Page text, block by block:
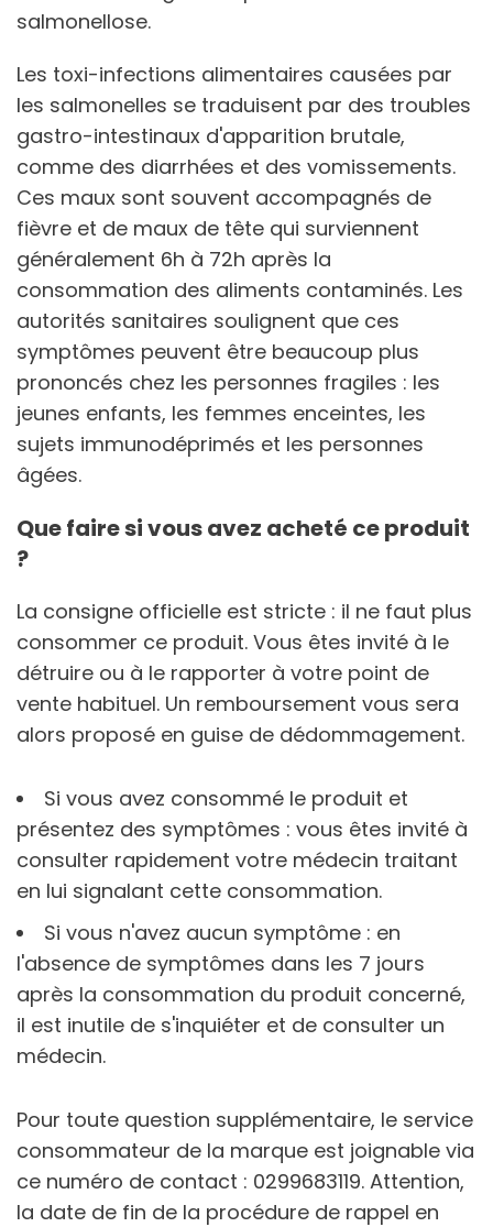
salmonellose.
Les toxi-infections alimentaires causées par
les salmonelles se traduisent par des troubles
gastro-intestinaux d'apparition brutale,
comme des diarrhées et des vomissements.
Ces maux sont souvent accompagnés de
fièvre et de maux de tête qui surviennent
généralement 6h à 72h après la
consommation des aliments contaminés. Les
autorités sanitaires soulignent que ces
symptômes peuvent être beaucoup plus
prononcés chez les personnes fragiles : les
jeunes enfants, les femmes enceintes, les
sujets immunodéprimés et les personnes
âgées.
Que faire si vous avez acheté ce produit
?
La consigne officielle est stricte : il ne faut plus
consommer ce produit. Vous êtes invité à le
détruire ou à le rapporter à votre point de
vente habituel. Un remboursement vous sera
alors proposé en guise de dédommagement.
Si vous avez consommé le produit et
présentez des symptômes : vous êtes invité à
consulter rapidement votre médecin traitant
en lui signalant cette consommation.
Si vous n'avez aucun symptôme : en
l'absence de symptômes dans les 7 jours
après la consommation du produit concerné,
il est inutile de s'inquiéter et de consulter un
médecin.
Pour toute question supplémentaire, le service
consommateur de la marque est joignable via
ce numéro de contact : 0299683119. Attention,
la date de fin de la procédure de rappel en